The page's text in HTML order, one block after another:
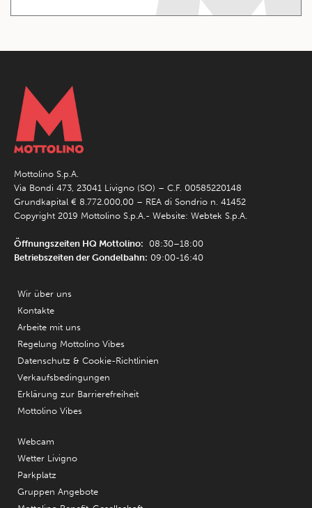
Mottolino S.p.A.
Via Bondi 473, 23041 Livigno (SO) – C.F. 00585220148
Grundkapital € 8.772.000,00 – REA di Sondrio n. 41452
Copyright 2019 Mottolino S.p.A.- Website: Webtek S.p.A.
Öffnungszeiten HQ Mottolino: 08:30–18:00
Betriebszeiten der Gondelbahn: 09:00-16:40
Wir über uns
Kontakte
Arbeite mit uns
Regelung Mottolino Vibes
Datenschutz & Cookie-Richtlinien
Verkaufsbedingungen
Erklärung zur Barrierefreiheit
Mottolino Vibes
Webcam
Wetter Livigno
Parkplatz
Gruppen Angebote